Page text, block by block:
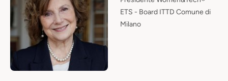
ETS - Board ITTD Comune di
Milano